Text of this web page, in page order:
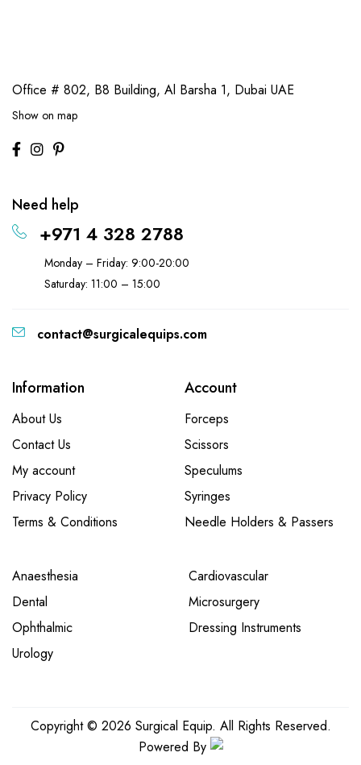
Office # 802, B8 Building, Al Barsha 1, Dubai UAE
Show on map
Need help
+971 4 328 2788
Monday – Friday: 9:00-20:00
Saturday: 11:00 – 15:00
contact@surgicalequips.com
Information
About Us
Contact Us
My account
Privacy Policy
Terms & Conditions
Account
Forceps
Scissors
Speculums
Syringes
Needle Holders & Passers
Anaesthesia
Cardiovascular
Dental
Microsurgery
Ophthalmic
Dressing Instruments
Urology
Copyright © 2026 Surgical Equip. All Rights Reserved.
Powered By